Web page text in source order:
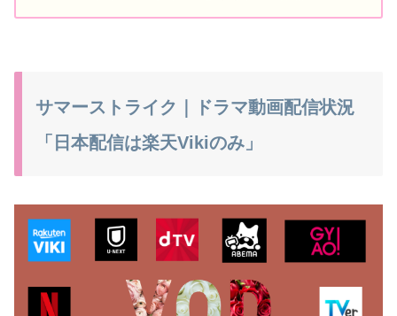
サマーストライク｜ドラマ動画配信状況
「日本配信は楽天Vikiのみ」